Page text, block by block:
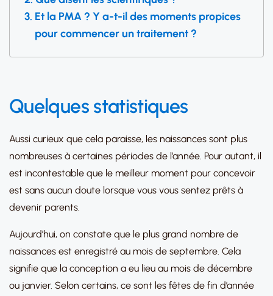
Et la PMA ? Y a-t-il des moments propices
pour commencer un traitement ?
Quelques statistiques
Aussi curieux que cela paraisse, les naissances sont plus
nombreuses à certaines périodes de l’année. Pour autant, il
est incontestable que le meilleur moment pour concevoir
est sans aucun doute lorsque vous vous sentez prêts à
devenir parents.
Aujourd’hui, on constate que le plus grand nombre de
naissances est enregistré au mois de septembre. Cela
signifie que la conception a eu lieu au mois de décembre
ou janvier. Selon certains, ce sont les fêtes de fin d’année